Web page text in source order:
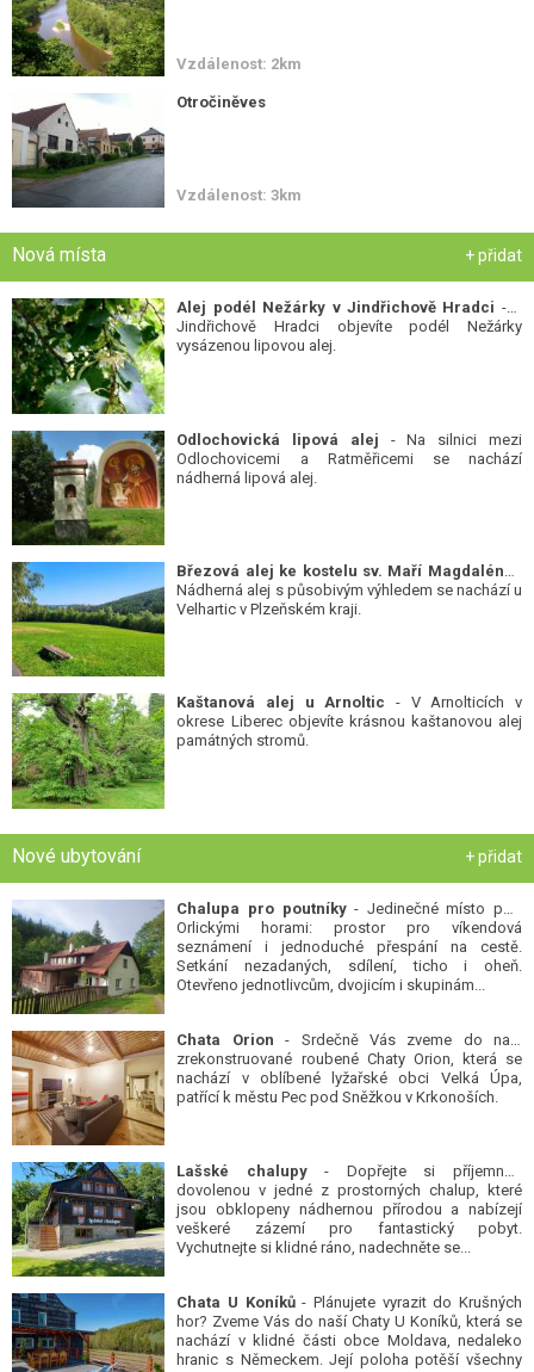
Vzdálenost: 2km
Otročiněves
Vzdálenost: 3km
Nová místa + přidat
Alej podél Nežárky v Jindřichově Hradci - V
Jindřichově Hradci objevíte podél Nežárky
vysázenou lipovou alej.
Odlochovická lipová alej - Na silnici mezi
Odlochovicemi a Ratměřicemi se nachází
nádherná lipová alej.
Nádherná alej s působivým výhledem se nachází u
Velhartic v Plzeňském kraji.
Kaštanová alej u Arnoltic - V Arnolticích v
okrese Liberec objevíte krásnou kaštanovou alej
památných stromů.
Nové ubytování + přidat
Chalupa pro poutníky- Jedinečné místo pod
Orlickými horami: prostor pro víkendová
seznámení i jednoduché přespání na cestě.
Setkání nezadaných, sdílení, ticho i oheň.
Otevřeno jednotlivcům, dvojicím i skupinám...
Chata Orion - Srdečně Vás zveme do naší
zrekonstruované roubené Chaty Orion, která se
nachází v oblíbené lyžařské obci Velká Úpa,
patřící k městu Pec pod Sněžkou v Krkonoších.
Lašské chalupy- Dopřejte si příjemnou
dovolenou v jedné z prostorných chalup, které
jsou obklopeny nádhernou přírodou a nabízejí
veškeré zázemí pro fantastický pobyt.
Vychutnejte si klidné ráno, nadechněte se...
Chata U Koníků- Plánujete vyrazit do Krušných
hor? Zveme Vás do naší Chaty U Koníků, která se
nachází v klidné části obce Moldava, nedaleko
hranic s Německem. Její poloha potěší všechny